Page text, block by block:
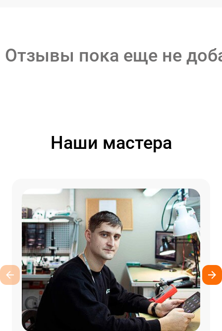
Отзывы пока еще не
Наши мастера